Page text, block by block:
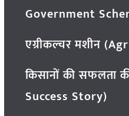
Government
एग्रीकल्चर मशीन
किसानों की सफलता
Success Story)